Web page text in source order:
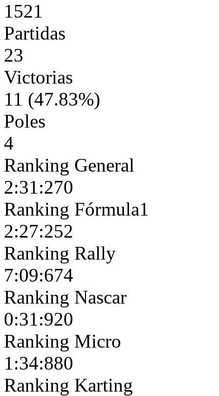
1521
Partidas
23
Victorias
11 (47.83%)
Poles
4
Ranking General
2:31:270
Ranking Fórmula1
2:27:252
Ranking Rally
7:09:674
Ranking Nascar
0:31:920
Ranking Micro
1:34:880
Ranking Karting